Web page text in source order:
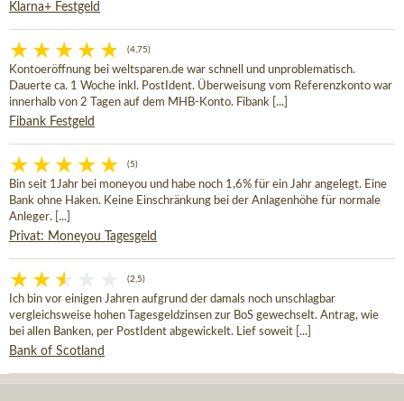
Klarna+ Festgeld
(4,75)
Kontoeröffnung bei weltsparen.de war schnell und unproblematisch.
Dauerte ca. 1 Woche inkl. PostIdent. Überweisung vom Referenzkonto war
innerhalb von 2 Tagen auf dem MHB-Konto. Fibank [...]
Fibank Festgeld
(5)
Bin seit 1Jahr bei moneyou und habe noch 1,6% für ein Jahr angelegt. Eine
Bank ohne Haken. Keine Einschränkung bei der Anlagenhöhe für normale
Anleger. [...]
Privat: Moneyou Tagesgeld
(2,5)
Ich bin vor einigen Jahren aufgrund der damals noch unschlagbar
vergleichsweise hohen Tagesgeldzinsen zur BoS gewechselt. Antrag, wie
bei allen Banken, per PostIdent abgewickelt. Lief soweit [...]
Bank of Scotland